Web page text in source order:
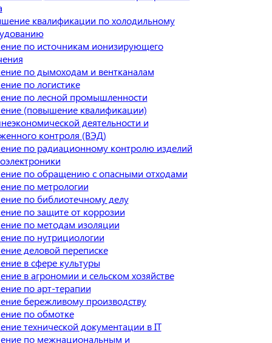
квалификации по холодильному
по источникам ионизирующего
по дымоходам и вентканалам
по логистике
по лесной промышленности
(повышение квалификации)
деятельности и
контроля (ВЭД)
по радиационному контролю изделий
по обращению с опасными отходами
по метрологии
по библиотечному делу
по защите от коррозии
по методам изоляции
по нутрициологии
деловой переписке
в сфере культуры
в агрономии и сельском хозяйстве
по арт-терапии
бережливому производству
по обмотке
технической документации в IT
по межнациональным и